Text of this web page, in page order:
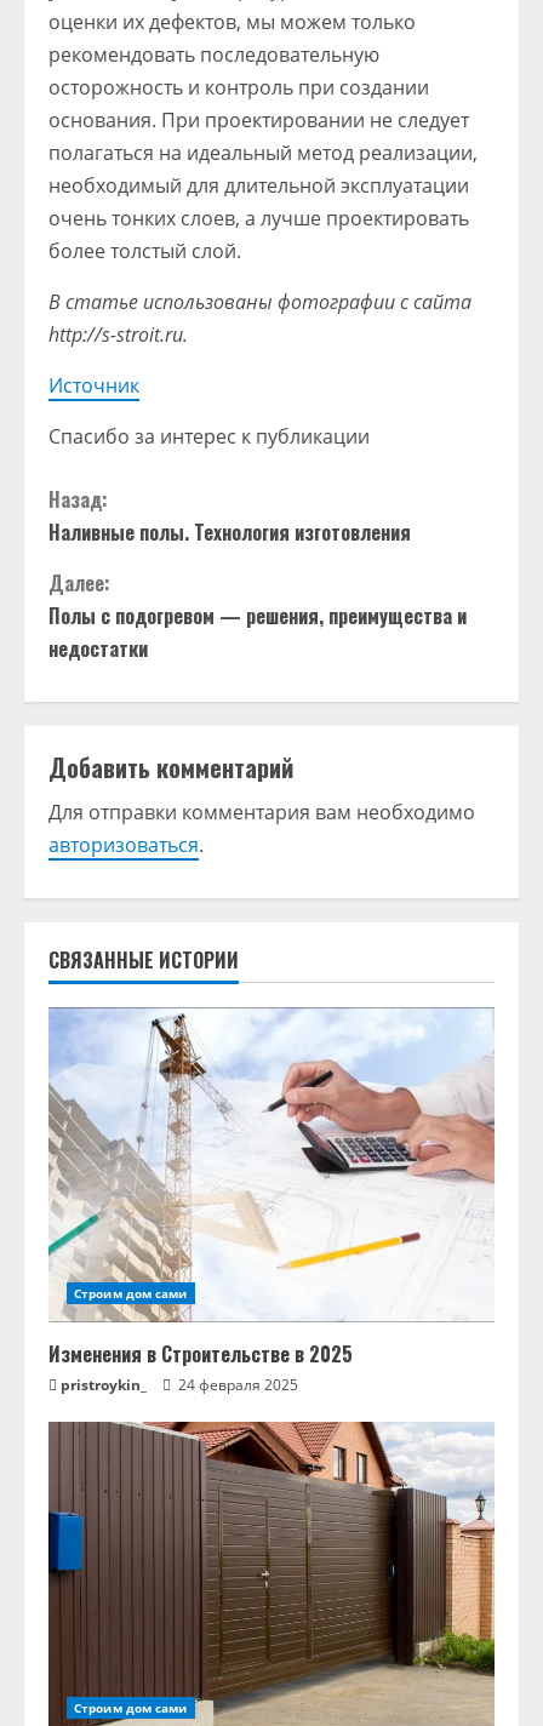
оценки их дефектов, мы можем только
рекомендовать последовательную
осторожность и контроль при создании
основания. При проектировании не следует
полагаться на идеальный метод реализации,
необходимый для длительной эксплуатации
очень тонких слоев, а лучше проектировать
более толстый слой.
В статье использованы фотографии с сайта
http://s-stroit.ru.
Источник
Спасибо за интерес к публикации
П
р
о
д
о
л
ж
и
т
ь
ч
т
е
н
и
е
Назад:
Наливные полы. Технология изготовления
Далее:
Полы с подогревом — решения, преимущества и
недостатки
Добавить комментарий
Для отправки комментария вам необходимо
авторизоваться.
СВЯЗАННЫЕ ИСТОРИИ
Строим дом сами
Изменения в Строительстве в 2025
pristroykin_ 24 февраля 2025
Строим дом сами